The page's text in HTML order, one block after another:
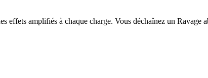
effets amplifiés à chaque charge. Vous déchaînez un